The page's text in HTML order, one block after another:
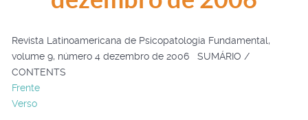
Revista Latinoamericana de Psicopatologia Fundamental,
volume 9, número 4 dezembro de 2006 SUMÁRIO /
CONTENTS
Frente
Verso